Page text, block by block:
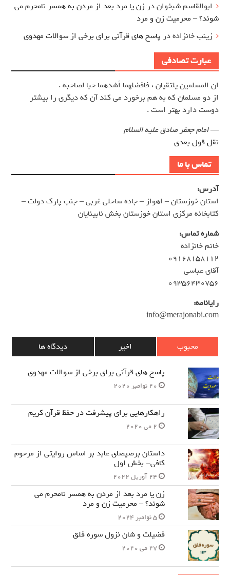
ابوالقاسم شبخواندر زن یا مرد بعد از مردن به همسر نامحرم می
شوند؟ – محرمیت زن و مرد
زینب خانزادهدر پاسخ های قرآنی برای برخی از سوالات مهدوی
عبارت تصادفی
ان المسلمين يلتقيان ، فافضلهما أشدهما حبا لصاحبه .
از دو مسلمان كه به هم برخورد مي كند آن كه ديگري را بيشتر
دوست دارد بهتر است .
—امام جعفر صادق علیه السلام
نقل قول بعدی
تماس با ما
آدرس:
استان خوزستان – اهواز – جاده ساحلی غربی – جنب پارک دولت –
کتابخانه مرکزی استان خوزستان بخش نابینایان
شماره تماس:
خانم خانزاده
۰۹۱۶۸۱۵۸۱۱۲
آقای عباسی
۰۹۳۵۶۴۳۰۷۵۶
رایانامه:
info@merajonabi.com
محبوب اخیر دیدگاه ها
پاسخ های قرآنی برای برخی از سوالات مهدوی
20 نوامبر 2020
راهکارهایی برای پیشرفت در حفظ قرآن کریم
2 می 2020
داستان برصیصای عابد بر اساس روایتی از مرحوم
کافی- بخش اول
24 آوریل 2022
زن یا مرد بعد از مردن به همسر نامحرم می
شوند؟ – محرمیت زن و مرد
5 نوامبر 2024
فضیلت و شان نزول سوره فلق
27 می 2020